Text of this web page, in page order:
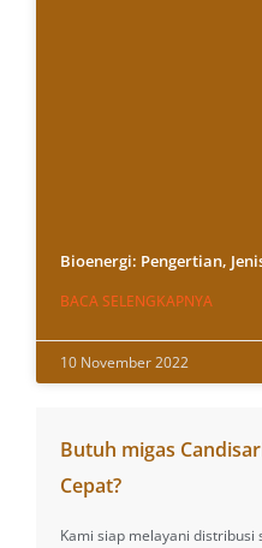
Bioenergi: Pengertian,
BACA SELENGKAPNYA
10 November 2022
Butuh migas
Cepat?
Kami siap melayani distribusi